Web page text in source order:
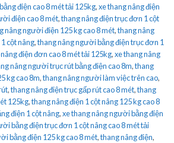
điện cao 8 mét tải 125kg,xe thang nâng điện
điện cao 8 mét,thang nâng điện trục đơn 1 cột
nâng người điện 125 kg cao 8 mét,thang nâng
cột nâng,thang nâng người bằng điện trục đơn 1
điện đơn cao 8 mét tải 125kg,xe thang nâng
nâng người trục rút bằng điện cao 8m,thang
kg cao 8m,thang nâng người làm việc trên cao,
,thang nâng điện trục gấp rút cao 8 mét,thang
125kg,thang nâng điện 1 cột nâng 125 kg cao 8
điện 1 cột nâng,xe thang nâng người bằng điện
bằng điện trục đơn 1 cột nâng cao 8 mét tải
bằng điện 125 kg cao 8 mét,thang nâng điện,